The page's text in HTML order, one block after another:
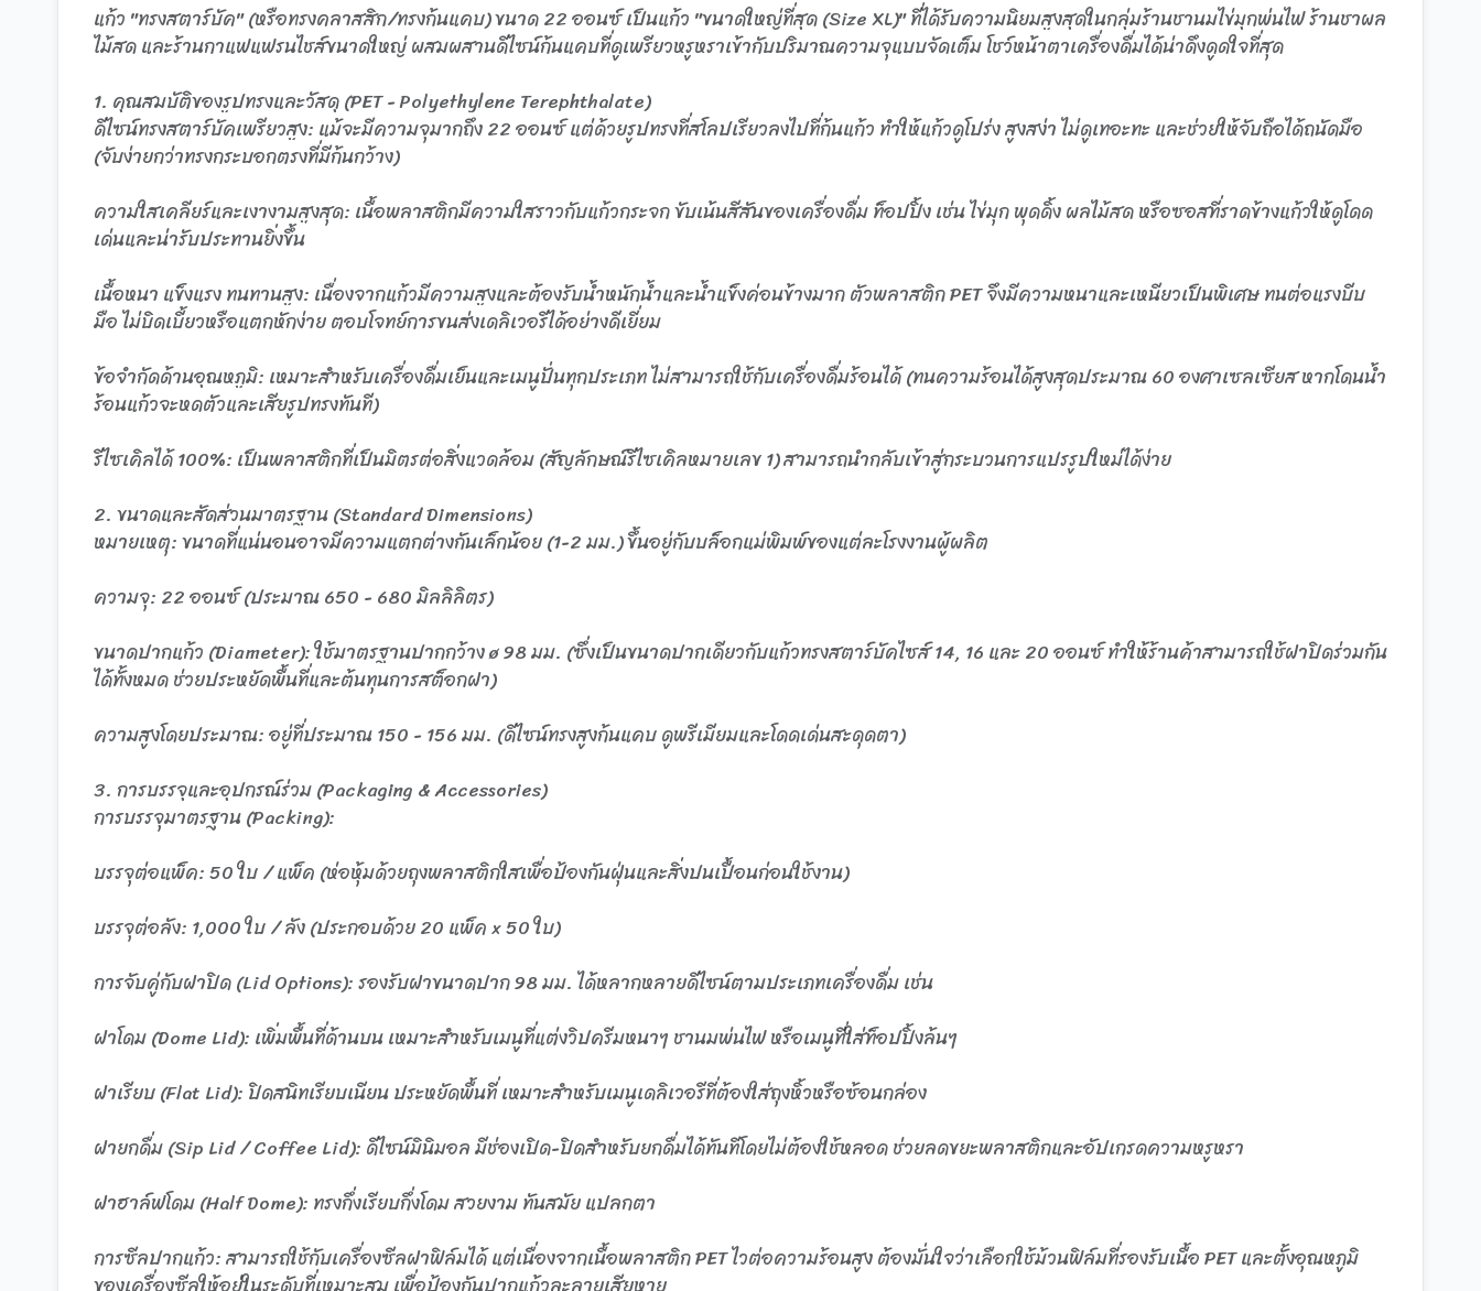
แก้ว "ทรงสตาร์บัค" (หรือทรงคลาสสิก/ทรงก้นแคบ) ขนาด 22 ออนซ์ เป็นแก้ว "ขนาดใหญ่ที่สุด (Size XL)" ที่ได้รับความนิยมสูงสุดในกลุ่มร้านชานมไข่มุกพ่นไฟ ร้านชาผล
ไม้สด และร้านกาแฟแฟรนไชส์ขนาดใหญ่ ผสมผสานดีไซน์ก้นแคบที่ดูเพรียวหรูหราเข้ากับปริมาณความจุแบบจัดเต็ม โชว์หน้าตาเครื่องดื่มได้น่าดึงดูดใจที่สุด
1. คุณสมบัติของรูปทรงและวัสดุ (PET - Polyethylene Terephthalate)
ดีไซน์ทรงสตาร์บัคเพรียวสูง: แม้จะมีความจุมากถึง 22 ออนซ์ แต่ด้วยรูปทรงที่สโลปเรียวลงไปที่ก้นแก้ว ทำให้แก้วดูโปร่ง สูงสง่า ไม่ดูเทอะทะ และช่วยให้จับถือได้ถนัดมือ
(จับง่ายกว่าทรงกระบอกตรงที่มีก้นกว้าง)
ความใสเคลียร์และเงางามสูงสุด: เนื้อพลาสติกมีความใสราวกับแก้วกระจก ขับเน้นสีสันของเครื่องดื่ม ท็อปปิ้ง เช่น ไข่มุก พุดดิ้ง ผลไม้สด หรือซอสที่ราดข้างแก้วให้ดูโดด
เด่นและน่ารับประทานยิ่งขึ้น
เนื้อหนา แข็งแรง ทนทานสูง: เนื่องจากแก้วมีความสูงและต้องรับน้ำหนักน้ำและน้ำแข็งค่อนข้างมาก ตัวพลาสติก PET จึงมีความหนาและเหนียวเป็นพิเศษ ทนต่อแรงบีบ
มือ ไม่บิดเบี้ยวหรือแตกหักง่าย ตอบโจทย์การขนส่งเดลิเวอรีได้อย่างดีเยี่ยม
ข้อจำกัดด้านอุณหภูมิ: เหมาะสำหรับเครื่องดื่มเย็นและเมนูปั่นทุกประเภท ไม่สามารถใช้กับเครื่องดื่มร้อนได้ (ทนความร้อนได้สูงสุดประมาณ 60 องศาเซลเซียส หากโดนน้ำ
ร้อนแก้วจะหดตัวและเสียรูปทรงทันที)
รีไซเคิลได้ 100%: เป็นพลาสติกที่เป็นมิตรต่อสิ่งแวดล้อม (สัญลักษณ์รีไซเคิลหมายเลข 1) สามารถนำกลับเข้าสู่กระบวนการแปรรูปใหม่ได้ง่าย
2. ขนาดและสัดส่วนมาตรฐาน (Standard Dimensions)
หมายเหตุ: ขนาดที่แน่นอนอาจมีความแตกต่างกันเล็กน้อย (1-2 มม.) ขึ้นอยู่กับบล็อกแม่พิมพ์ของแต่ละโรงงานผู้ผลิต
ความจุ: 22 ออนซ์ (ประมาณ 650 - 680 มิลลิลิตร)
ขนาดปากแก้ว (Diameter): ใช้มาตรฐานปากกว้าง ø 98 มม. (ซึ่งเป็นขนาดปากเดียวกับแก้วทรงสตาร์บัคไซส์ 14, 16 และ 20 ออนซ์ ทำให้ร้านค้าสามารถใช้ฝาปิดร่วมกัน
ได้ทั้งหมด ช่วยประหยัดพื้นที่และต้นทุนการสต็อกฝา)
ความสูงโดยประมาณ: อยู่ที่ประมาณ 150 - 156 มม. (ดีไซน์ทรงสูงก้นแคบ ดูพรีเมียมและโดดเด่นสะดุดตา)
3. การบรรจุและอุปกรณ์ร่วม (Packaging & Accessories)
การบรรจุมาตรฐาน (Packing):
บรรจุต่อแพ็ค: 50 ใบ / แพ็ค (ห่อหุ้มด้วยถุงพลาสติกใสเพื่อป้องกันฝุ่นและสิ่งปนเปื้อนก่อนใช้งาน)
บรรจุต่อลัง: 1,000 ใบ / ลัง (ประกอบด้วย 20 แพ็ค x 50 ใบ)
การจับคู่กับฝาปิด (Lid Options): รองรับฝาขนาดปาก 98 มม. ได้หลากหลายดีไซน์ตามประเภทเครื่องดื่ม เช่น
ฝาโดม (Dome Lid): เพิ่มพื้นที่ด้านบน เหมาะสำหรับเมนูที่แต่งวิปครีมหนาๆ ชานมพ่นไฟ หรือเมนูที่ใส่ท็อปปิ้งล้นๆ
ฝาเรียบ (Flat Lid): ปิดสนิทเรียบเนียน ประหยัดพื้นที่ เหมาะสำหรับเมนูเดลิเวอรีที่ต้องใส่ถุงหิ้วหรือซ้อนกล่อง
ฝายกดื่ม (Sip Lid / Coffee Lid): ดีไซน์มินิมอล มีช่องเปิด-ปิดสำหรับยกดื่มได้ทันทีโดยไม่ต้องใช้หลอด ช่วยลดขยะพลาสติกและอัปเกรดความหรูหรา
ฝาฮาล์ฟโดม (Half Dome): ทรงกึ่งเรียบกึ่งโดม สวยงาม ทันสมัย แปลกตา
การซีลปากแก้ว: สามารถใช้กับเครื่องซีลฝาฟิล์มได้ แต่เนื่องจากเนื้อพลาสติก PET ไวต่อความร้อนสูง ต้องมั่นใจว่าเลือกใช้ม้วนฟิล์มที่รองรับเนื้อ PET และตั้งอุณหภูมิ